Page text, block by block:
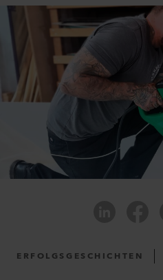
ERFOLGSGESCHICHTEN